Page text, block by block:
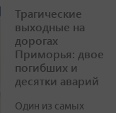
Трагические
выходные на
дорогах
Приморья: двое
погибших и
десятки аварий
Один из самых